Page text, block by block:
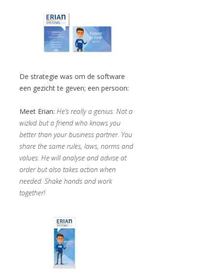
De strategie was om de software
een gezicht te geven; een persoon:
Meet Erian: He’s really a genius. Not a
wizkid but a friend who knows you
better than your business partner. You
share the same rules, laws, norms and
values. He will analyse and advise at
order but also takes action when
needed. Shake hands and work
together!